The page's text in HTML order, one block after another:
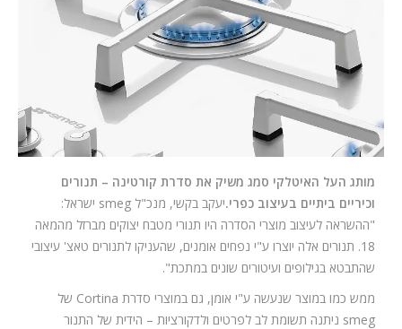
צור קשר
מותג העל האיטלקי סמג משיק את סדרת קורטינה – תנורים
וכיריים ביתיים בעיצוב כפרי.
יעקב בקשי, מנכ"ל smeg ישראל:
"ההשראה לעיצוב מוצרי הסדרה היו תנורי מטבח יצוקים מברזל מהמאה
18. תנורים אלה יוצרו ע"י נפחים אומנים, שהעניקו לתנורים טאצ' עיצובי
שהתבטא בגילופים ועיטורים שונים במתכת".
ממש כמו במוצר שנעשה ע"י אומן, גם במוצרי סדרת Cortina של
smeg ניתנה תשומת לב לפרטים ולדקורציות – הידית של התנור